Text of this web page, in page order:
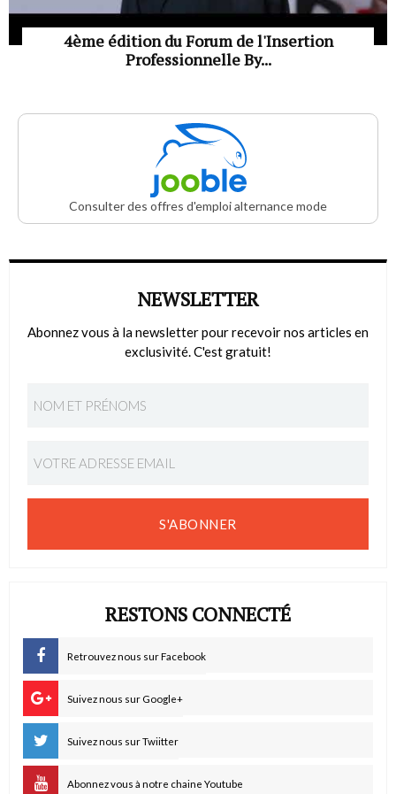
4ème édition du Forum de l'Insertion
Professionnelle By...
Consulter des offres d'emploi alternance mode
NEWSLETTER
Abonnez vous à la newsletter pour recevoir nos articles en
exclusivité. C'est gratuit!
S'ABONNER
RESTONS CONNECTÉ
Retrouvez nous sur Facebook
Suivez nous sur Google+
Suivez nous sur Twiitter
Abonnez vous à notre chaine Youtube